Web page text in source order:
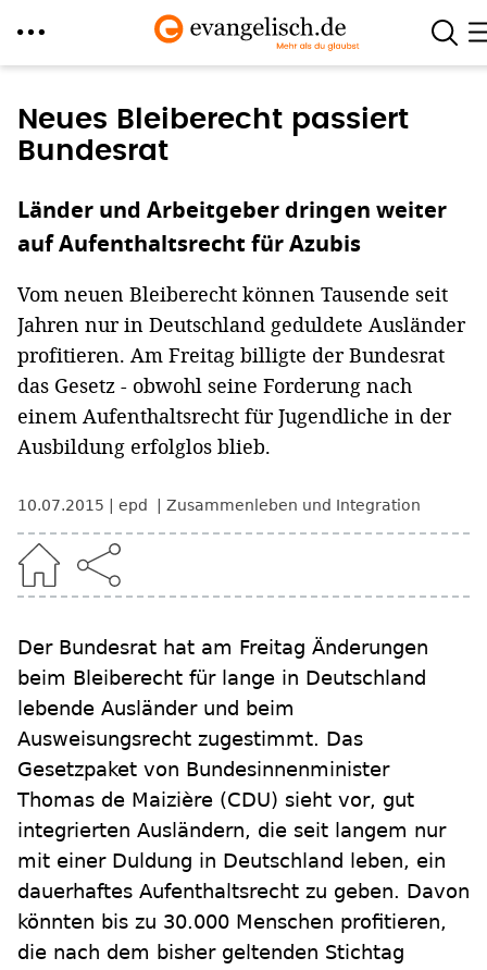
zum
Inhalt
Neues Bleiberecht passiert
Bundesrat
Länder und Arbeitgeber dringen weiter
auf Aufenthaltsrecht für Azubis
Vom neuen Bleiberecht können Tausende seit
Jahren nur in Deutschland geduldete Ausländer
profitieren. Am Freitag billigte der Bundesrat
das Gesetz - obwohl seine Forderung nach
einem Aufenthaltsrecht für Jugendliche in der
Ausbildung erfolglos blieb.
10.07.2015 epd Zusammenleben und Integration
Der Bundesrat hat am Freitag Änderungen
beim Bleiberecht für lange in Deutschland
lebende Ausländer und beim
Ausweisungsrecht zugestimmt. Das
Gesetzpaket von Bundesinnenminister
Thomas de Maizière (CDU) sieht vor, gut
integrierten Ausländern, die seit langem nur
mit einer Duldung in Deutschland leben, ein
dauerhaftes Aufenthaltsrecht zu geben. Davon
könnten bis zu 30.000 Menschen profitieren,
die nach dem bisher geltenden Stichtag